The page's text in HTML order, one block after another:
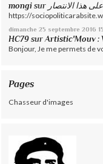
mongi sur هذا الانتصار
https://
dimanche 25 septembre 2016
HC79 surArtistic'Mouv :
Bonjour, Je me permets de
Pages
Chasseur d'images